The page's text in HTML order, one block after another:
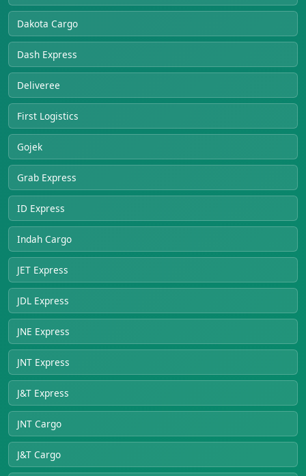
Dakota Cargo
Dash Express
Deliveree
First Logistics
Gojek
Grab Express
ID Express
Indah Cargo
JET Express
JDL Express
JNE Express
JNT Express
J&T Express
JNT Cargo
J&T Cargo